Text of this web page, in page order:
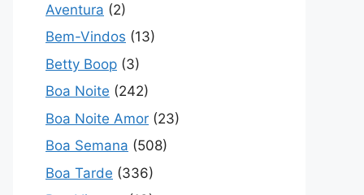
Aventura (2)
Bem-Vindos (13)
Betty Boop (3)
Boa Noite (242)
Boa Noite Amor (23)
Boa Semana (508)
Boa Tarde (336)